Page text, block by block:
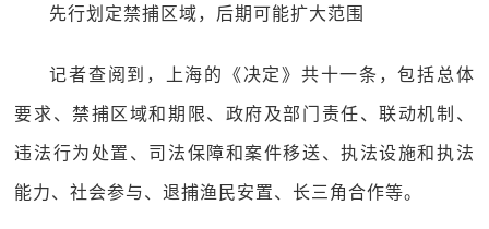
先行划定禁捕区域，后期可能扩大范围
记者查阅到，上海的《决定》共十一条，包括总体
要求、禁捕区域和期限、政府及部门责任、联动机制、
违法行为处置、司法保障和案件移送、执法设施和执法
能力、社会参与、退捕渔民安置、长三角合作等。